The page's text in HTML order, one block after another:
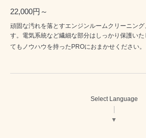
22,000円～
頑固な汚れを落とすエンジンルームクリーニン
す。電気系統など繊細な部分はしっかり保護い
てもノウハウを持ったPROにおまかせください。
Select Language
▼